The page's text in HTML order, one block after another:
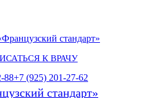
К ВРАЧУ
88+7 (925) 201-27-62